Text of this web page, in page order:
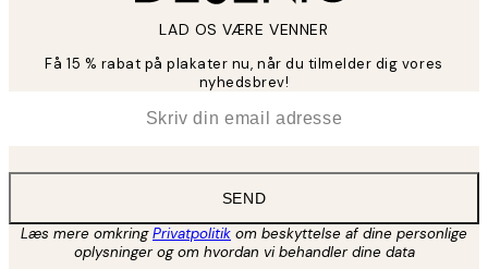
LAD OS VÆRE VENNER
Få 15 % rabat på plakater nu, når du tilmelder dig vores
nyhedsbrev!
SEND
Læs mere omkringPrivatpolitik om beskyttelse af dine personlige
oplysninger og om hvordan vi behandler dine data